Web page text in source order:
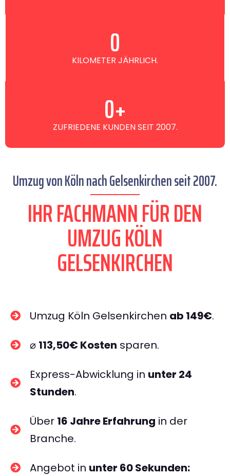
KILOMETER JÄHRLICH.
0
ZUFRIEDENE KUNDEN SEIT 2007.
0+
Umzug von Köln nach Gelsenkirchen seit 2007.
IHR FACHMANN FÜR DEN
UMZUG KÖLN
GELSENKIRCHEN
Umzug Köln Gelsenkirchen ab 149€.
⌀ 113,50€ Kosten sparen.
Express-Abwicklung in unter 24
Stunden.
Über 16 Jahre Erfahrung in der
Branche.
Angebot in unter 60 Sekunden: